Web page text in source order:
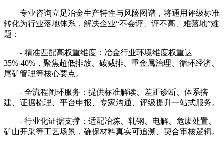
专业咨询立足冶金生产特性与风险图谱，将通用评级标准
转化为行业落地体系，解决企业“不会评、评不高、难落地”难
题：
- 精准匹配高权重维度：冶金行业环境维度权重达
35%-40%，聚焦超低排放、碳减排、重金属治理、循环经济、
尾矿管理等核心要点。
- 全流程闭环服务：提供标准解读、差距诊断、体系搭
建、证据梳理、平台申报、专家沟通、评级提升一站式服务。
- 行业化证据支撑：适配冶炼、轧钢、电解、危废处置、
矿山开采等工艺场景，确保材料真实可追溯、契合审核逻辑。